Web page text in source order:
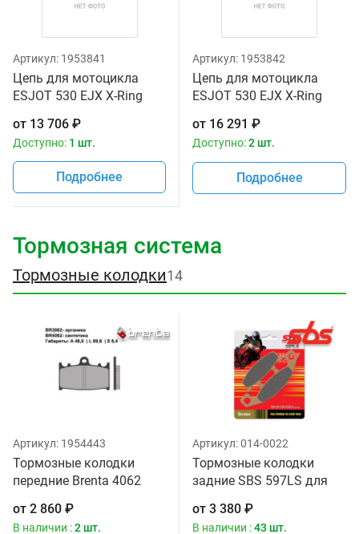
Артикул: 1953841
Цепь для мотоцикла
ESJOT 530 EJX X-Ring
от 13 706 ₽
Доступно: 1 шт.
Подробнее
Артикул: 1953842
Цепь для мотоцикла
ESJOT 530 EJX X-Ring
от 16 291 ₽
Доступно:2 шт.
Подробнее
Тормозная система
Тормозные колодки14
Артикул: 1954443
Тормозные колодки
передние Brenta 4062
от 2 860 ₽
В наличии :2 шт.
Артикул:014-0022
Тормозные колодки
задние SBS 597LS для
от 3 380 ₽
В наличии :43 шт.